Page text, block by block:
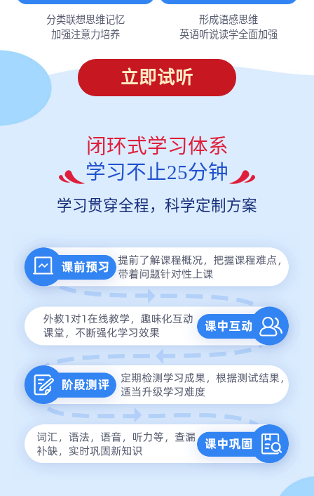
分类联想思维记忆
加强注意力培养
形成语感思维
英语听说读学全面加强
立即试听
闭环式学习体系
学习不止25分钟
学习贯穿全程，科学定制方案